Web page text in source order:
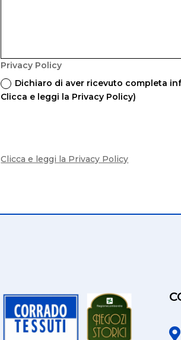
Privacy Policy
Dichiaro di aver ricevuto completa
Clicca e leggi la Privacy Policy)
Clicca e leggi la Privacy Policy
